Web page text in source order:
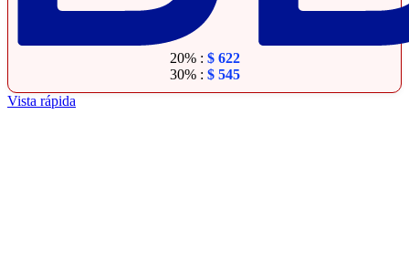
20% : $622
30% : $545
Vista rápida